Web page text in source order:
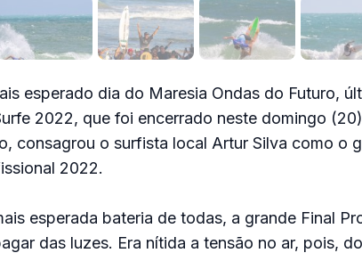
esperado dia do Maresia Ondas do Futuro,
2022, que foi encerrado neste domingo
consagrou o surfista local Artur Silva como o
2022.
esperada bateria de todas, a grande Final
das luzes. Era nítida a tensão no ar, pois,